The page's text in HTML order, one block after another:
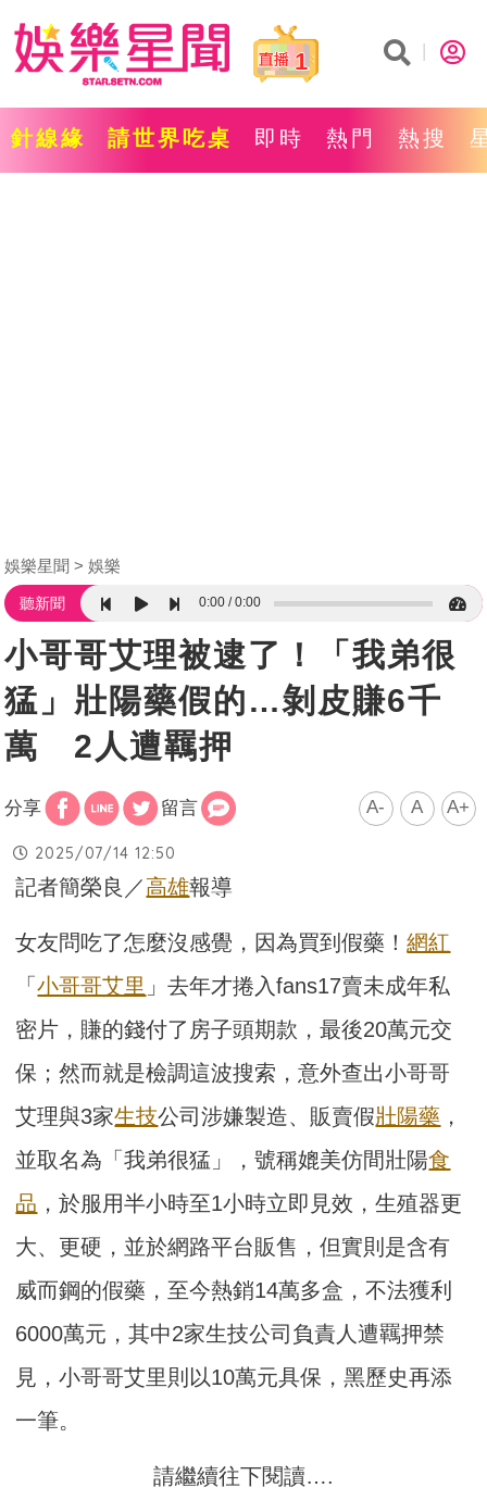
1
針線緣 請世界吃桌 即時 熱門 熱搜
娛樂星聞 娛樂
聽新聞 0:00 0:00
小哥哥艾理被逮了！「我弟很
猛」壯陽藥假的…剝皮賺6千
萬 2人遭羈押
分享 留言 A- A A+
2025/07/14 12:50
記者簡榮良／高雄報導
女友問吃了怎麼沒感覺，因為買到假藥！網紅
「小哥哥艾里 」去年才捲入fans17賣未成年私
密片，賺的錢付了房子頭期款，最後20萬元交
保；然而就是檢調這波搜索，意外查出小哥哥
艾理與3家生技公司涉嫌製造、販賣假壯陽藥 ，
並取名為「我弟很猛」，號稱媲美仿間壯陽食
品 ，於服用半小時至1小時立即見效，生殖器更
大、更硬，並於網路平台販售，但實則是含有
威而鋼的假藥，至今熱銷14萬多盒，不法獲利
6000萬元，其中2家生技公司負責人遭羈押禁
見，小哥哥艾里則以10萬元具保，黑歷史再添
一筆。
請繼續往下閱讀….